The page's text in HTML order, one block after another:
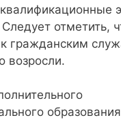
отметить,
гражданским
возросли.